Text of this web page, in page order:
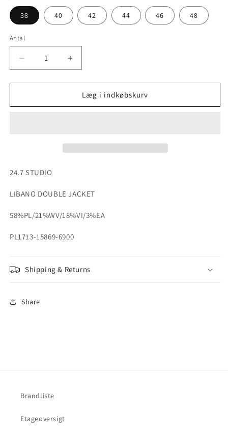
38 40 42 44 46 48
Antal
Reducer
antallet
for
STUDIO
Øg
antallet
for
24.7
STUDIO
Læg i indkøbskurv
24.7 STUDIO
LIBANO DOUBLE JACKET
58%PL/21%WV/18%VI/3%EA
PL1713-15869-6900
Shipping & Returns
Share
Brandliste
Etageoversigt